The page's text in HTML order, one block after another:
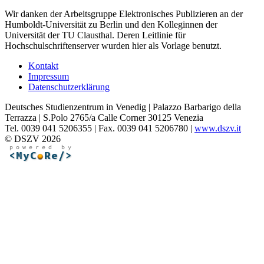
Wir danken der Arbeitsgruppe Elektronisches Publizieren an der
Humboldt-Universität zu Berlin und den Kolleginnen der
Universität der TU Clausthal. Deren Leitlinie für
Hochschulschriftenserver wurden hier als Vorlage benutzt.
Kontakt
Impressum
Datenschutzerklärung
Deutsches Studienzentrum in Venedig | Palazzo Barbarigo della
Terrazza | S.Polo 2765/a Calle Corner 30125 Venezia
Tel. 0039 041 5206355 | Fax. 0039 041 5206780 | www.dszv.it
© DSZV 2026